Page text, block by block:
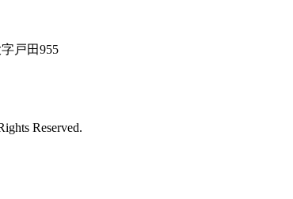
戸田955
Reserved.